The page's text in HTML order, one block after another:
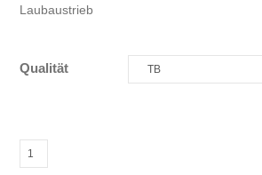
Laubaustrieb
Qualität
Epimedium